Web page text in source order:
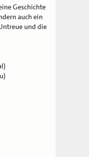
Geschichte
auch ein
und die